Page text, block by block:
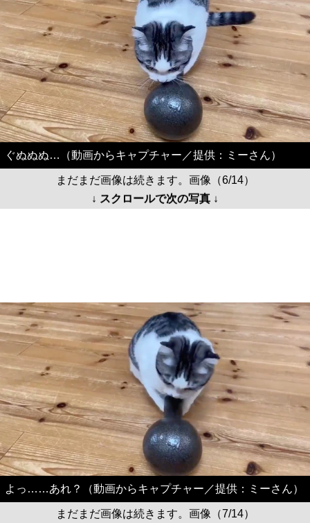
ぐぬぬぬ…（動画からキャプチャー／提供：ミーさん）
まだまだ画像は続きます。画像（6/14）
↓ スクロールで次の写真 ↓
よっ……あれ？（動画からキャプチャー／提供：ミーさん）
まだまだ画像は続きます。画像（7/14）